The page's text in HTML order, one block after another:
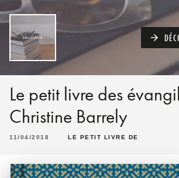
arrow_forward
Le petit livre des
Christine Barrely
11/04/2018 LE PETIT LIVRE DE